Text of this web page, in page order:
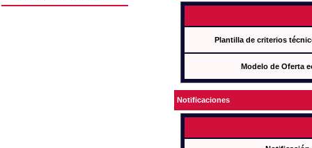
Plantilla de criterios
Modelo de Oferta
Notificaciones